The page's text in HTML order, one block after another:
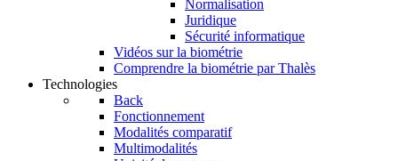
Normalisation
Juridique
Sécurité informatique
Vidéos sur la biométrie
Comprendre la biométrie par Thalès
Technologies
Back
Fonctionnement
Modalités comparatif
Multimodalités